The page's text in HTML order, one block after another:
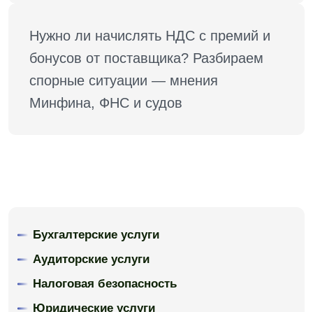
Нужно ли начислять НДС с премий и
бонусов от поставщика? Разбираем
спорные ситуации — мнения
Минфина, ФНС и судов
Бухгалтерские услуги
Аудиторские услуги
Налоговая безопасность
Юридические услуги